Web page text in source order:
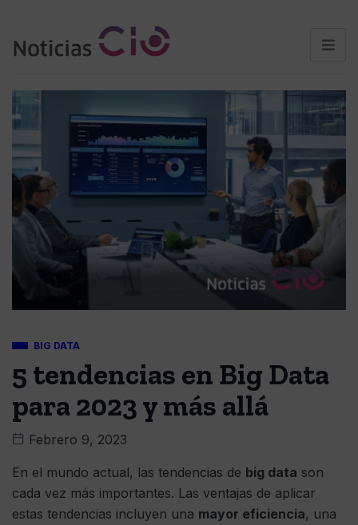
BIG DATA
5 tendencias en Big Data
para 2023 y más allá
Febrero 9, 2023
En el mundo actual, las tendencias de big data son
cada vez más importantes. Las ventajas de aplicar
estas tendencias incluyen una mayor eficiencia, una